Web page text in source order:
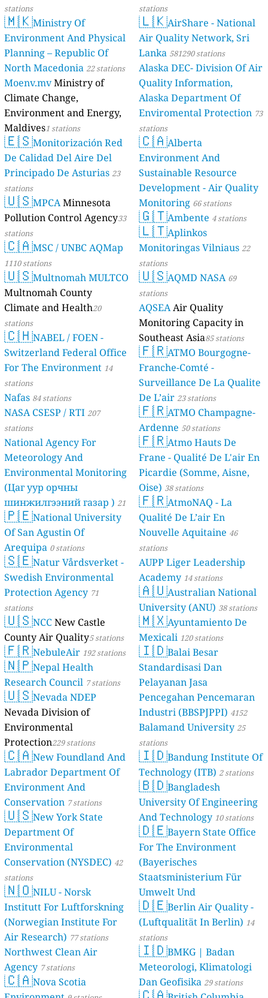
stations
🇱🇰AirShare - National
Air Quality Network, Sri
Lanka 581290 stations
Alaska DEC- Division Of Air
Quality Information,
Alaska Department Of
Enviromental Protection 73
stations
🇨🇦Alberta
Environment And
Sustainable Resource
Development - Air Quality
Monitoring 66 stations
🇬🇹Ambente 4 stations
🇱🇹Aplinkos
Monitoringas Vilniaus 22
stations
🇺🇸AQMD NASA 69
stations
AQSEAAir Quality
Monitoring Capacity in
Southeast Asia85 stations
🇫🇷ATMO Bourgogne-
Franche-Comté -
Surveillance De La Qualite
De L’air 23 stations
🇫🇷ATMO Champagne-
Ardenne 50 stations
🇫🇷Atmo Hauts De
Frane - Qualité De L'air En
Picardie (Somme, Aisne,
Oise) 38 stations
🇫🇷AtmoNAQ - La
Qualité De L’air En
Nouvelle Aquitaine 46
stations
AUPP Liger Leadership
Academy 14 stations
🇦🇺Australian National
University (ANU) 38 stations
🇲🇽Ayuntamiento De
Mexicali 120 stations
🇮🇩Balai Besar
Standardisasi Dan
Pelayanan Jasa
Pencegahan Pencemaran
Industri (BBSPJPPI) 4152
stations
Balamand University25
stations
🇮🇩Bandung Institute Of
Technology (ITB) 2 stations
🇧🇩Bangladesh
University Of Engineering
And Technology 10 stations
🇩🇪Bayern State Office
For The Environment
(Bayerisches
Staatsministerium Für
Umwelt Und
Verbraucherschutz) - LfU
46 stations
🇩🇪Berlin Air Quality -
(Luftqualität In Berlin) 14
stations
🇮🇩BMKG | Badan
Meteorologi, Klimatologi
Dan Geofisika 29 stations
stations
🇲🇰Ministry Of
Environment And Physical
Planning – Republic Of
North Macedonia 22 stations
Moenv.mvMinistry of
Climate Change,
Environment and Energy,
Maldives1 stations
🇪🇸Monitorización Red
De Calidad Del Aire Del
Principado De Asturias 23
stations
🇺🇸MPCAMinnesota
Pollution Control Agency33
stations
🇨🇦MSC / UNBC AQMap
1110 stations
🇺🇸Multnomah MULTCO
Multnomah County
Climate and Health20
stations
🇨🇭NABEL / FOEN -
Switzerland Federal Office
For The Environment 14
stations
Nafas 84 stations
NASA CSESP / RTI 207
stations
National Agency For
Meteorology And
Environmental Monitoring
(Цаг уур орчны
шинжилгээний газар ) 21
stations
🇵🇪National University
Of San Agustin Of
Arequipa 0 stations
🇸🇪Natur Vårdsverket -
Swedish Environmental
Protection Agency 71
stations
🇺🇸NCCNew Castle
County Air Quality5 stations
🇫🇷NebuleAir 192 stations
🇳🇵Nepal Health
Research Council 7 stations
🇺🇸Nevada NDEP
Nevada Division of
Environmental
Protection229 stations
🇨🇦New Foundland And
Labrador Department Of
Environment And
Conservation 7 stations
🇺🇸New York State
Department Of
Environmental
Conservation (NYSDEC) 42
stations
🇳🇴NILU - Norsk
Institutt For Luftforskning
(Norwegian Institute For
Air Research) 77 stations
Northwest Clean Air
Agency 7 stations
🇨🇦Nova Scotia